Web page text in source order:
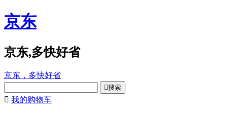
京东
京东,多快好省
京东，多快好省
搜索
 我的购物车